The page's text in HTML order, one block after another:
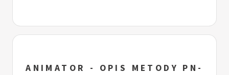
ANIMATOR - OPIS METODY PN-